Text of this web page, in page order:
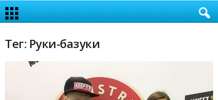
Тег: Руки-базуки